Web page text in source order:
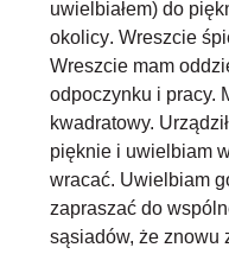
uwielbiałem) do
okolicy. Wreszcie
Wreszcie mam
odpoczynku i pracy.
kwadratowy.
pięknie i uwielbiam
wracać. Uwielbiam
zapraszać do
sąsiadów, że znowu